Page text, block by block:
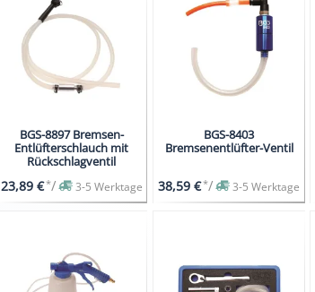
BGS-8897 Bremsen-
Entlüfterschlauch mit
Rückschlagventil
23,89 €*/ 3-5 Werktage
BGS-8403
Bremsenentlüfter-Ventil
38,59 €*/ 3-5 Werktage